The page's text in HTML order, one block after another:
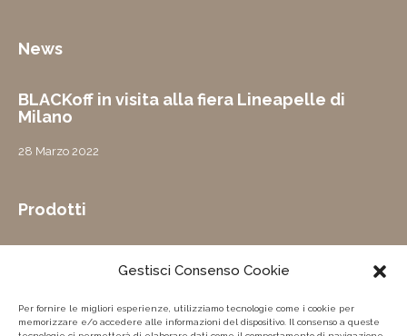
Gestisci Consenso Cookie
Per fornire le migliori esperienze, utilizziamo tecnologie come i cookie per
memorizzare e/o accedere alle informazioni del dispositivo. Il consenso a queste
News
BLACKoff in visita alla fiera Lineapelle di
Milano
28 Marzo 2022
Prodotti
Capospalla